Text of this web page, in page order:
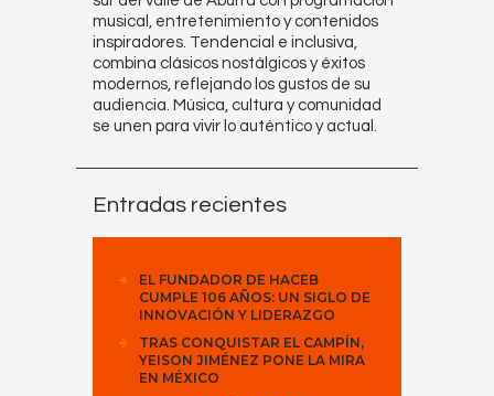
musical, entretenimiento y contenidos
inspiradores. Tendencial e inclusiva,
combina clásicos nostálgicos y éxitos
modernos, reflejando los gustos de su
audiencia. Música, cultura y comunidad
se unen para vivir lo auténtico y actual.
Entradas recientes
EL FUNDADOR DE HACEB
CUMPLE 106 AÑOS: UN SIGLO DE
INNOVACIÓN Y LIDERAZGO
TRAS CONQUISTAR EL CAMPÍN,
YEISON JIMÉNEZ PONE LA MIRA
EN MÉXICO